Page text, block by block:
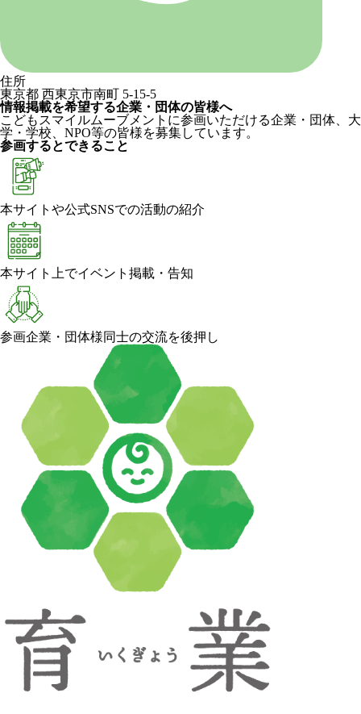
住所
東京都 西東京市南町 5-15-5
情報掲載を希望する企業・団体の皆様へ
こどもスマイルムーブメントに参画いただける企業・団体、大
学・学校、NPO等の皆様を募集しています。
参画するとできること
本サイトや公式SNSでの活動の紹介
本サイト上でイベント掲載・告知
参画企業・団体様同士の交流を後押し